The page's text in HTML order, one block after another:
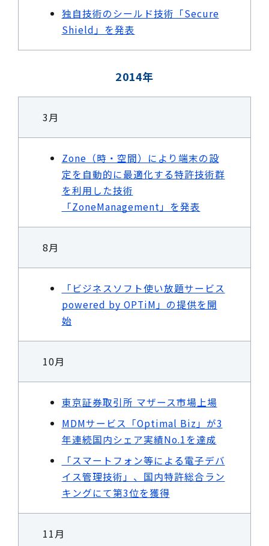
独自技術のシールド技術「Secure
Shield」を発表
2014年
3月
Zone（時・空間）により端末の設
定を自動的に最適化する特許技術群
を利用した技術
「ZoneManagement」を発表
8月
「ビジネスソフト使い放題サービス
powered by OPTiM」の提供を開
始
10月
東京証券取引所 マザース市場上場
MDMサービス「Optimal Biz」が3
年連続国内シェア実績No.1を達成
「スマートフォン等による電子デバ
イス管理技術」、国内特許総合ラン
キングにて第3位を獲得
11月